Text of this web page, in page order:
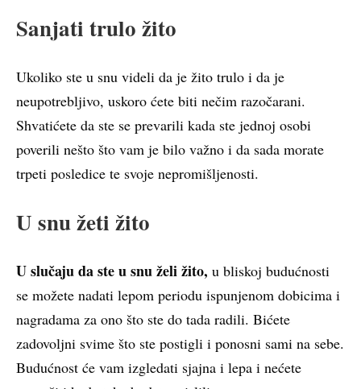
Sanjati trulo žito
Ukoliko ste u snu videli da je žito trulo i da je
neupotrebljivo, uskoro ćete biti nečim razočarani.
Shvatićete da ste se prevarili kada ste jednoj osobi
poverili nešto što vam je bilo važno i da sada morate
trpeti posledice te svoje nepromišljenosti.
U snu žeti žito
U slučaju da ste u snu želi žito, u bliskoj budućnosti
se možete nadati lepom periodu ispunjenom dobicima i
nagradama za ono što ste do tada radili. Bićete
zadovoljni svime što ste postigli i ponosni sami na sebe.
Budućnost će vam izgledati sjajna i lepa i nećete